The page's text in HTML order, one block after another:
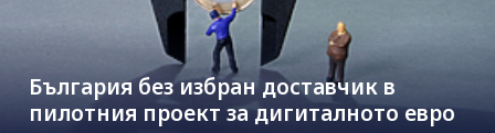
България без избран доставчик в
пилотния проект за дигиталното евро